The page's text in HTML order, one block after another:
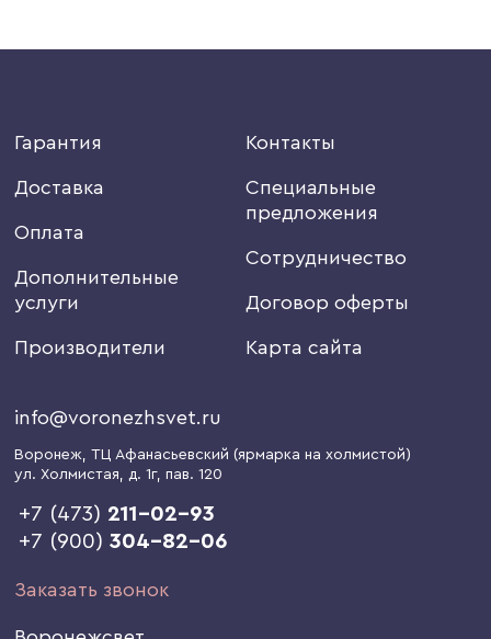
Гарантия
Доставка
Оплата
Дополнительные
услуги
Производители
Контакты
Специальные
предложения
Сотрудничество
Договор оферты
Карта сайта
info@voronezhsvet.ru
Воронеж, ТЦ Афанасьевский (ярмарка на холмистой)
ул. Холмистая, д. 1г, пав. 120
+7 (473) 211-02-93
+7 (900)304-82-06
Заказать звонок